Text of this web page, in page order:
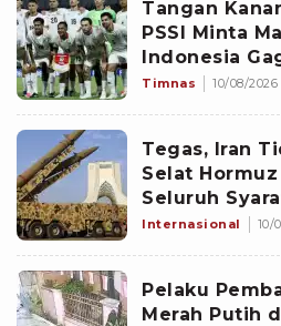
Tangan
PSSI Minta
Indonesia
Piala AFF
Timnas 10/08/2026
Tegas, Iran
Selat
Seluruh
Internasional 10/
Pelaku
Merah Putih